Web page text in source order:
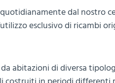
dal nostro
esclusivo di ricambi
abitazioni di diversa